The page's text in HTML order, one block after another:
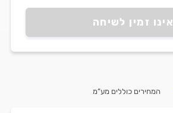
אינו זמין לשיחה
המחירים כוללים מע”מ